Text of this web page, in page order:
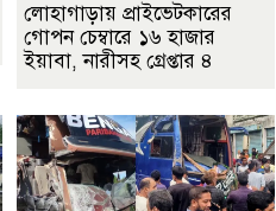
লোহাগাড়ায় প্রাইভেটকারের
গোপন চেম্বারে ১৬ হাজার
ইয়াবা, নারীসহ গ্রেপ্তার ৪